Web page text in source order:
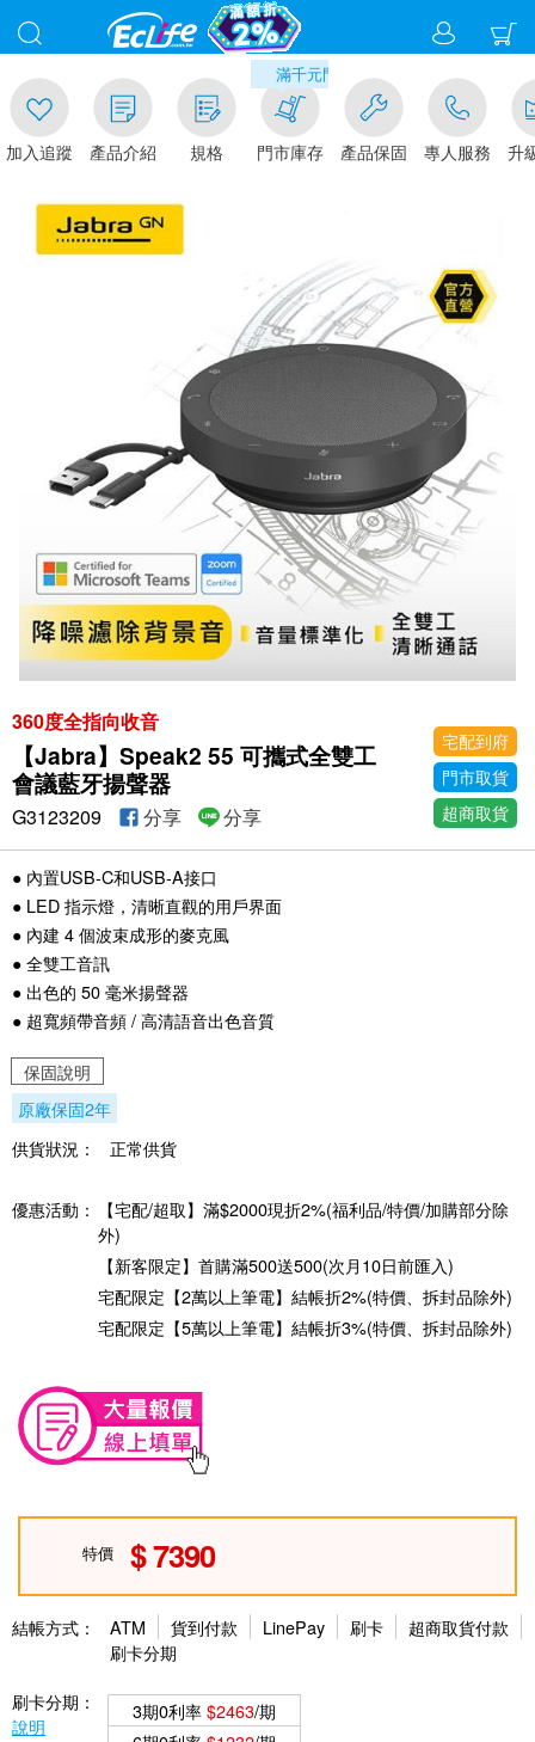
加入追蹤 產品介紹 規格
滿千元門市取貨現折1%(部分商品不適
門市庫存 產品保固 專人服務 升
360度全指向收音
【Jabra】Speak2 55 可攜式全雙工
會議藍牙揚聲器
宅配到府
門市取貨
超商取貨
G3123209 分享 分享
● 內置USB-C和USB-A接口
● LED 指示燈，清晰直觀的用戶界面
● 內建 4 個波束成形的麥克風
● 全雙工音訊
● 出色的 50 毫米揚聲器
● 超寬頻帶音頻 / 高清語音出色音質
保固說明
原廠保固2年
供貨狀況：
正常供貨
優惠活動：
【宅配/超取】滿$2000現折2%(福利品/特價/加購部分除
外)
【新客限定】首購滿500送500(次月10日前匯入)
宅配限定【2萬以上筆電】結帳折2%(特價、拆封品除外)
宅配限定【5萬以上筆電】結帳折3%(特價、拆封品除外)
特價 7390
結帳方式： ATM 貨到付款 LinePay 刷卡
超商取貨付款
刷卡分期
刷卡分期：
說明
3期0利率$2463/期